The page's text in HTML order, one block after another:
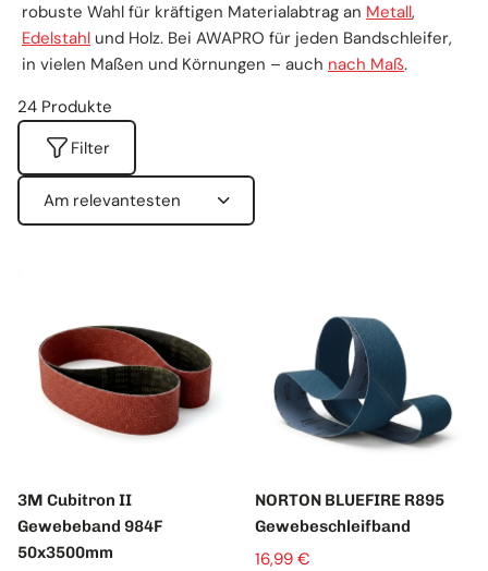
robuste Wahl für kräftigen Materialabtrag an Metall,
Edelstahl und Holz. Bei AWAPRO für jeden Bandschleifer,
in vielen Maßen und Körnungen – auch nach Maß.
Filter
24 Produkte
c
h
:
3M Cubitron II
Gewebeband 984F
50x3500mm
NORTON BLUEFIRE R895
Gewebeschleifband
16,99 €